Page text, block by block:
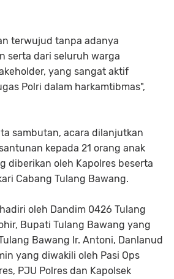
terwujud tanpa adanya
serta dari seluruh warga
yang sangat aktif
Polri dalam harkamtibmas",
sambutan, acara dilanjutkan
kepada 21 orang anak
diberikan oleh Kapolres beserta
Cabang Tulang Bawang.
oleh Dandim 0426 Tulang
Bupati Tulang Bawang yang
Bawang Ir. Antoni, Danlanud
yang diwakili oleh Pasi Ops
PJU Polres dan Kapolsek